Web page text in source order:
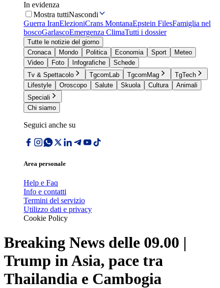
In evidenza
Mostra tuttiNascondi
Guerra IranElezioniCrans MontanaEpstein FilesFamiglia nel
boscoGarlascoEmergenza ClimaTutti i dossier
Tutte le notizie del giorno
Cronaca
Mondo Politica Economia Sport
Meteo
Video
Foto Infografiche
Schede
Tv & Spettacolo
TgcomLab TgcomMag
TgTech
Lifestyle
Oroscopo Salute Skuola Cultura
Animali
Speciali
Chi siamo
Seguici anche su
Area personale
Help e Faq
Info e contatti
Termini del servizio
Utilizzo dati e privacy
Cookie Policy
Breaking News delle 09.00 |
Trump in Asia, pace tra
Thailandia e Cambogia